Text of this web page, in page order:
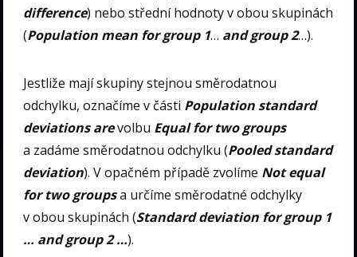
difference) nebo střední hodnoty v obou skupinách
(Population mean for group 1… and group 2…).
Jestliže mají skupiny stejnou směrodatnou
odchylku, označíme v části Population standard
deviations arevolbu Equal for two groups
a zadáme směrodatnou odchylku (Pooled standard
deviation). V opačném případě zvolíme Not equal
for two groupsa určíme směrodatné odchylky
v obou skupinách (Standard deviation for group 1
… and group 2 …).